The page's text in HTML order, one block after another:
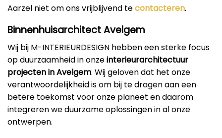
Aarzel niet om ons vrijblijvend tecontacteren.
Binnenhuisarchitect Avelgem
Wij bij M-INTERIEURDESIGN hebben een sterke focus
op duurzaamheid in onzeinterieurarchitectuur
projecten in Avelgem. Wij geloven dat het onze
verantwoordelijkheid is om bij te dragen aan een
betere toekomst voor onze planeet en daarom
integreren we duurzame oplossingen in al onze
ontwerpen.